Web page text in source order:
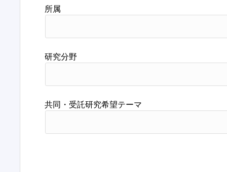
所属
研究分野
共同・受託研究希望テーマ